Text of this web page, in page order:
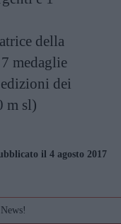
della
medaglie
dei
m sl)
il 4 agosto 2017